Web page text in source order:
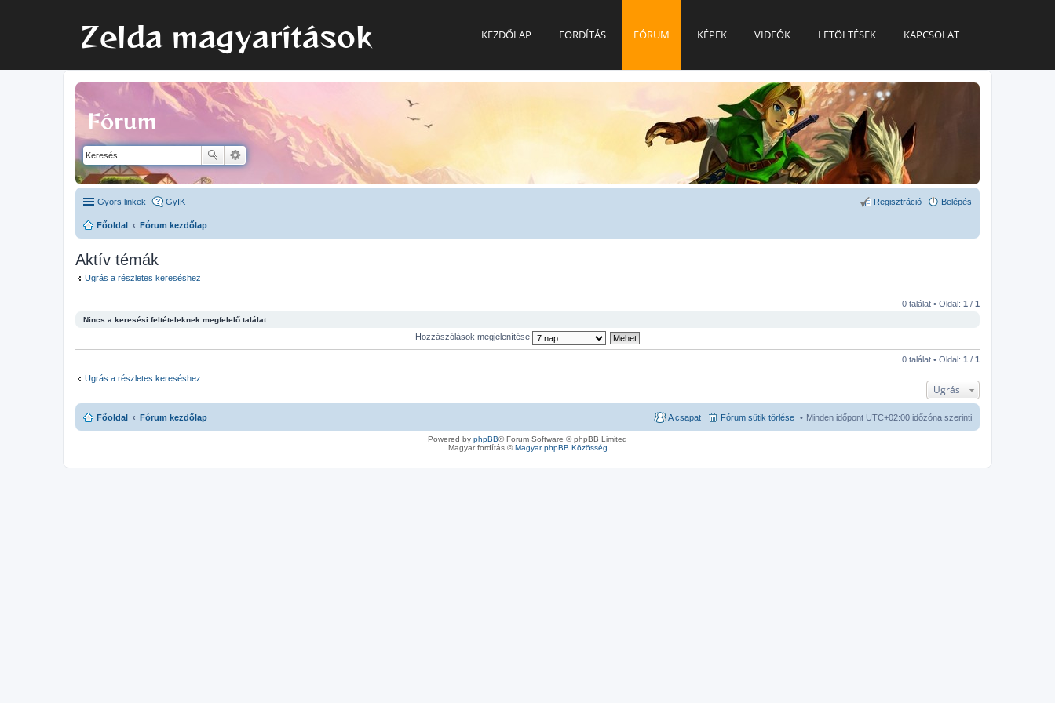
Zelda magyarítások KEZDŐLAP FORDÍTÁS FÓRUM KÉPEK VIDEÓK LETÖLTÉSEK KAPCSOLAT
Fórum
Gyors linkek GyIK Belépés
Regisztráció
Főoldal Fórum kezdőlap
Aktív témák
Ugrás a részletes kereséshez
0 találat • Oldal: 1 / 1
Nincs a keresési feltételeknek megfelelő találat.
Hozzászólások megjelenítése
0 találat • Oldal: 1 / 1
Ugrás a részletes kereséshez
Ugrás
Főoldal Fórum kezdőlap Minden időpont UTC+02:00 időzóna szerinti
Fórum sütik törlése
A csapat
Powered by phpBB® Forum Software © phpBB Limited
Magyar fordítás ©Magyar phpBB Közösség